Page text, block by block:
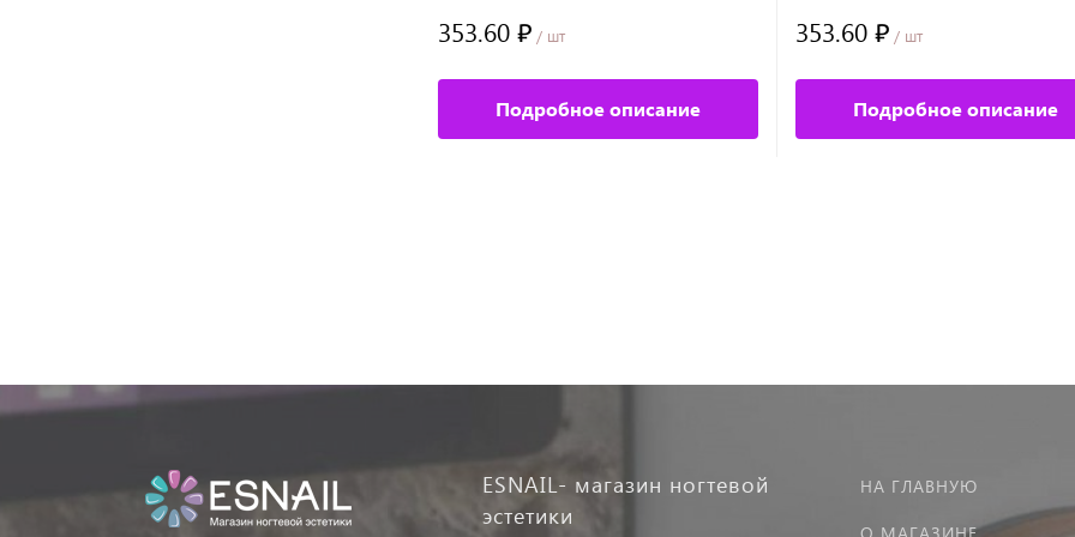
353.60 ₽ / шт
Подробное описание
353.60 ₽ / шт
Подробное описание
ESNAIL- магазин ногтевой
эстетики
НА ГЛАВНУЮ